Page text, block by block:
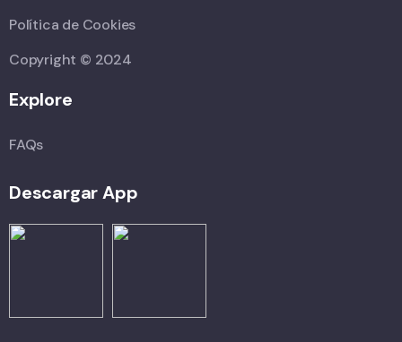
Política de Cookies
Copyright © 2024
Explore
FAQs
Descargar App